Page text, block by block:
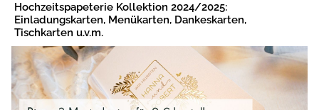
Hochzeitspapeterie Kollektion 2024/2025:
Einladungskarten, Menükarten, Dankeskarten,
Tischkarten u.v.m.